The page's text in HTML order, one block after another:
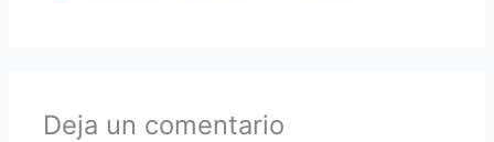
Deja un comentario